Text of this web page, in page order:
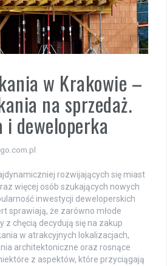
w Krakowie –
na sprzedaż.
deweloperka
rozwijających się miast
więcej osób szukających nowych
inwestycji deweloperskich
sprawiają, że zarówno młode
z chęcią decydują się na zakup
w atrakcyjnych lokalizacjach,
architektoniczne oraz rosnące
z aspektów, które przyciągają